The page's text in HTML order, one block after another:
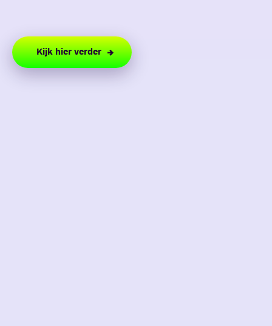
Kijk hier verder